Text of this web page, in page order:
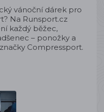
vánoční dárek pro
Na Runsport.cz
každý běžec,
– ponožky a
Compressport.